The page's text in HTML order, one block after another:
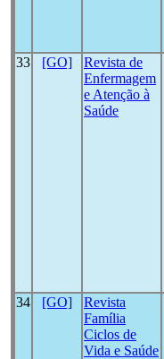
33 [GO]
Revista de
Enfermagem
e Atenção à
Saúde
34 [GO]
Revista
Família
Ciclos de
Vida e Saúde